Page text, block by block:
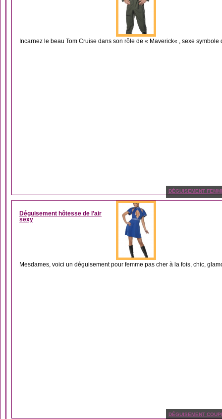
Incarnez le beau Tom Cruise dans son rôle de « Maverick« , sexe symbole
DÉGUISEMENT
Déguisement hôtesse de l’air
sexy
Mesdames, voici un déguisement pour femme pas cher à la fois, chic,
DÉGUISEMENT